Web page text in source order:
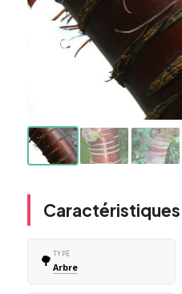
Caractéristiques
🌳 TYPE
Arbre